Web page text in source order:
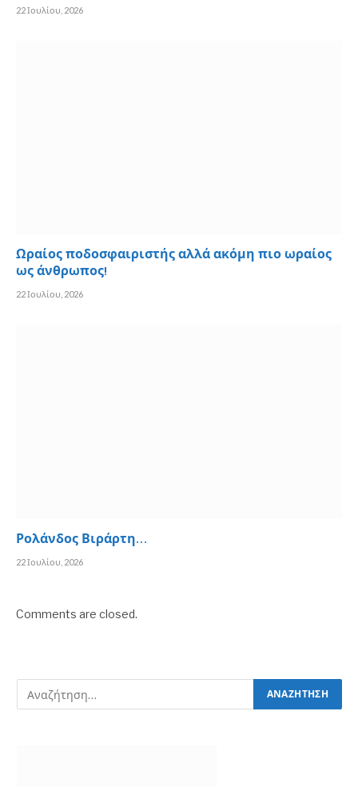
22 Ιουλίου, 2026
Ωραίος ποδοσφαιριστής αλλά ακόμη πιο ωραίος
ως άνθρωπος!
22 Ιουλίου, 2026
Ρολάνδος Βιράρτη…
22 Ιουλίου, 2026
Comments are closed.